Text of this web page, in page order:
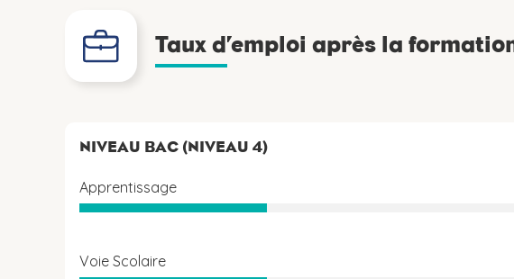
Taux d’emploi après la
NIVEAU BAC (NIVEAU 4)
Apprentissage
Voie Scolaire